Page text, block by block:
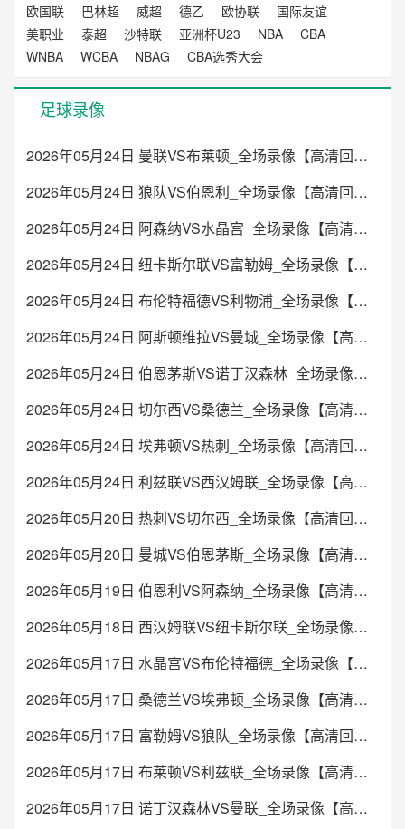
欧国联
巴林超 威超 德乙 欧协联
国际友谊
美职业
泰超 沙特联 亚洲杯U23 NBA
CBA
WNBA
WCBA NBAG CBA选秀大会
足球录像
2026年05月24日 曼联VS布莱顿_全场录像【高清回放】
2026年05月24日 狼队VS伯恩利_全场录像【高清回放】
2026年05月24日 阿森纳VS水晶宫_全场录像【高清回放】
2026年05月24日 纽卡斯尔联VS富勒姆_全场录像【高清回放】
2026年05月24日 布伦特福德VS利物浦_全场录像【高清回放】
2026年05月24日 阿斯顿维拉VS曼城_全场录像【高清回放】
2026年05月24日 伯恩茅斯VS诺丁汉森林_全场录像【高清回放】
2026年05月24日 切尔西VS桑德兰_全场录像【高清回放】
2026年05月24日 埃弗顿VS热刺_全场录像【高清回放】
2026年05月24日 利兹联VS西汉姆联_全场录像【高清回放】
2026年05月20日 热刺VS切尔西_全场录像【高清回放】
2026年05月20日 曼城VS伯恩茅斯_全场录像【高清回放】
2026年05月19日 伯恩利VS阿森纳_全场录像【高清回放】
2026年05月18日 西汉姆联VS纽卡斯尔联_全场录像【高清回放】
2026年05月17日 水晶宫VS布伦特福德_全场录像【高清回放】
2026年05月17日 桑德兰VS埃弗顿_全场录像【高清回放】
2026年05月17日 富勒姆VS狼队_全场录像【高清回放】
2026年05月17日 布莱顿VS利兹联_全场录像【高清回放】
2026年05月17日 诺丁汉森林VS曼联_全场录像【高清回放】